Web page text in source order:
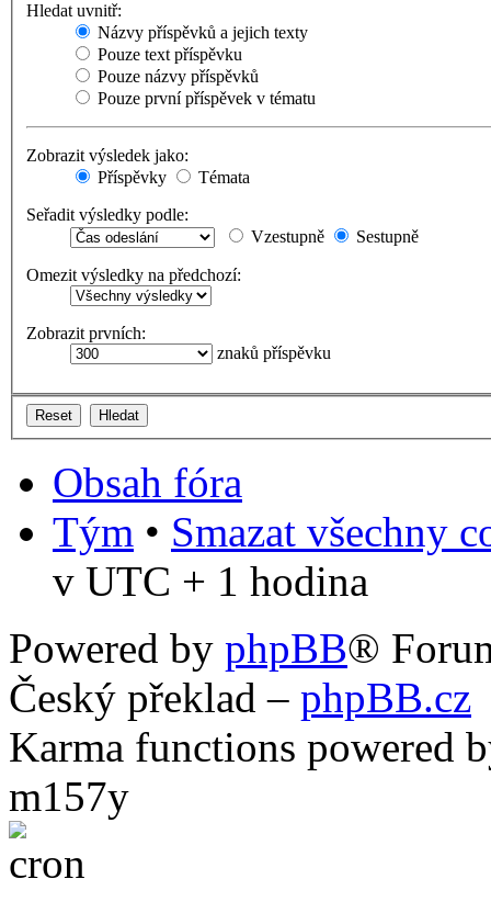
Hledat uvnitř:
Názvy příspěvků a jejich texty
Pouze text příspěvku
Pouze názvy příspěvků
Pouze první příspěvek v tématu
Zobrazit výsledek jako:
Příspěvky
Témata
Seřadit výsledky podle:
Vzestupně
Sestupně
Omezit výsledky na předchozí:
Zobrazit prvních:
znaků příspěvku
Obsah fóra
Tým • Smazat všechny
v UTC + 1 hodina
Powered by phpBB®
Český překlad – phpBB.cz
Karma functions powered
m157y